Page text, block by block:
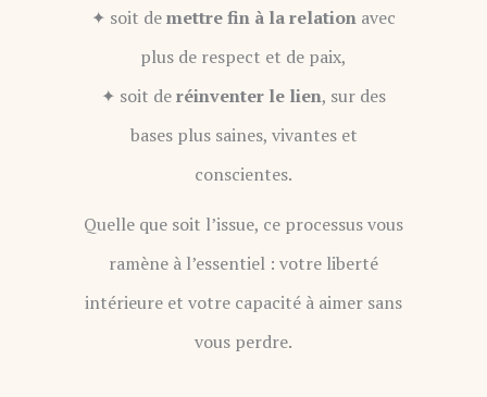
✦ soit demettre fin à la relation avec
plus de respect et de paix,
✦ soit deréinventer le lien, sur des
bases plus saines, vivantes et
conscientes.
Quelle que soit l’issue, ce processus vous
ramène à l’essentiel : votre liberté
intérieure et votre capacité à aimer sans
vous perdre.